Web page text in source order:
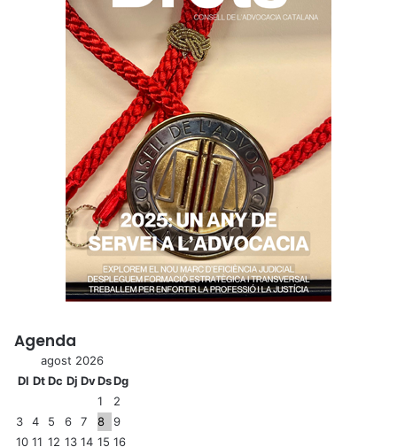
Agenda
agost 2026
Dl DtDc Dj DvDsDg
1
2
3
4 5 6 7 8
9
10 11 12 13 14 15 16